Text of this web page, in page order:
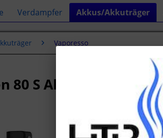
Verdampfer Akkus/Akkuträger
Vaporesso
80 S Akkuträger